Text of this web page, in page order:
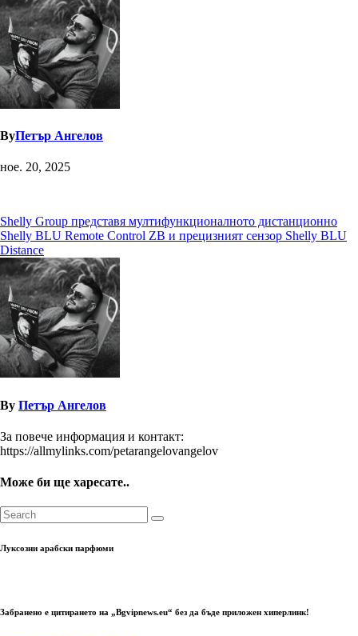
ByПетър Ангелов
ное. 20, 2025
Навигация
Shelly Group представя мултифункционалното дистанционно
Shelly BLU Remote Control ZB и прецизният сензор Shelly BLU
Distance
By Петър Ангелов
За повече информация и контакт:
https://allmylinks.com/petarangelovangelov
Може би ще харесате..
Луксозни арабски парфюми
Забранено е цитирането на „Bgvipnews.eu“ без да бъде приложен хиперлинк!